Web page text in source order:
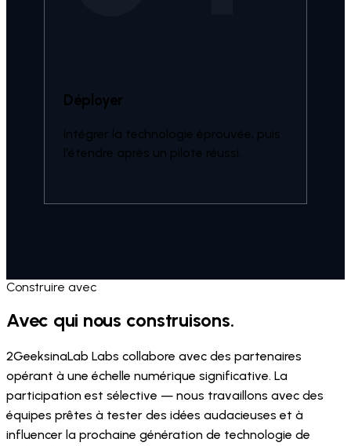
Déployer
Intégrer la technologie éprouvée, puis
l'étendre après un pilote réussi.
Construire avec
Avec qui nous construisons.
2GeeksinaLab Labs collabore avec des partenaires
opérant à une échelle numérique significative. La
participation est sélective — nous travaillons avec des
équipes prêtes à tester des idées audacieuses et à
influencer la prochaine génération de technologie de